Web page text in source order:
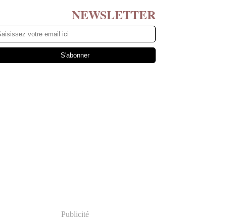
NEWSLETTER
Publicité